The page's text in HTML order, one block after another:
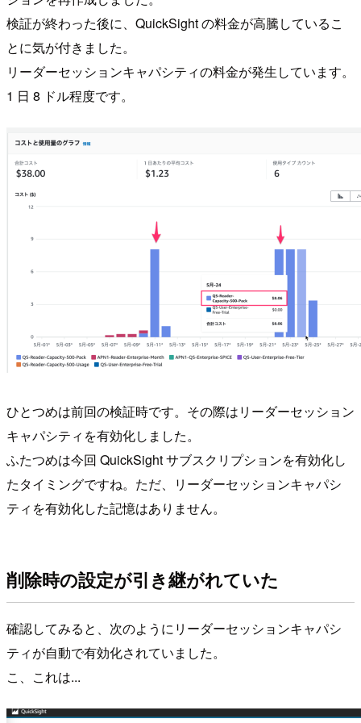
検証が終わった後に、QuickSight の料金が高騰しているこ
とに気が付きました。
リーダーセッションキャパシティの料金が発生しています。
1 日 8 ドル程度です。
ひとつめは前回の検証時です。その際はリーダーセッション
キャパシティを有効化しました。
ふたつめは今回 QuickSight サブスクリプションを有効化し
たタイミングですね。ただ、リーダーセッションキャパシ
ティを有効化した記憶はありません。
削除時の設定が引き継がれていた
確認してみると、次のようにリーダーセッションキャパシ
ティが自動で有効化されていました。
こ、これは...